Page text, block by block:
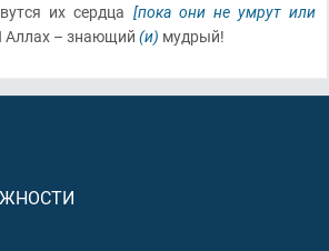
их сердца [пока они не умрут или
Аллах – знающий (и) мудрый!